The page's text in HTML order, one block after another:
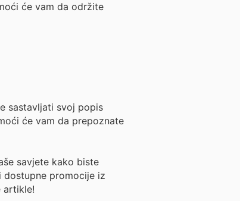
će vam da održite
sastavljati svoj popis
će vam da prepoznate
savjete kako biste
promocije iz
artikle!